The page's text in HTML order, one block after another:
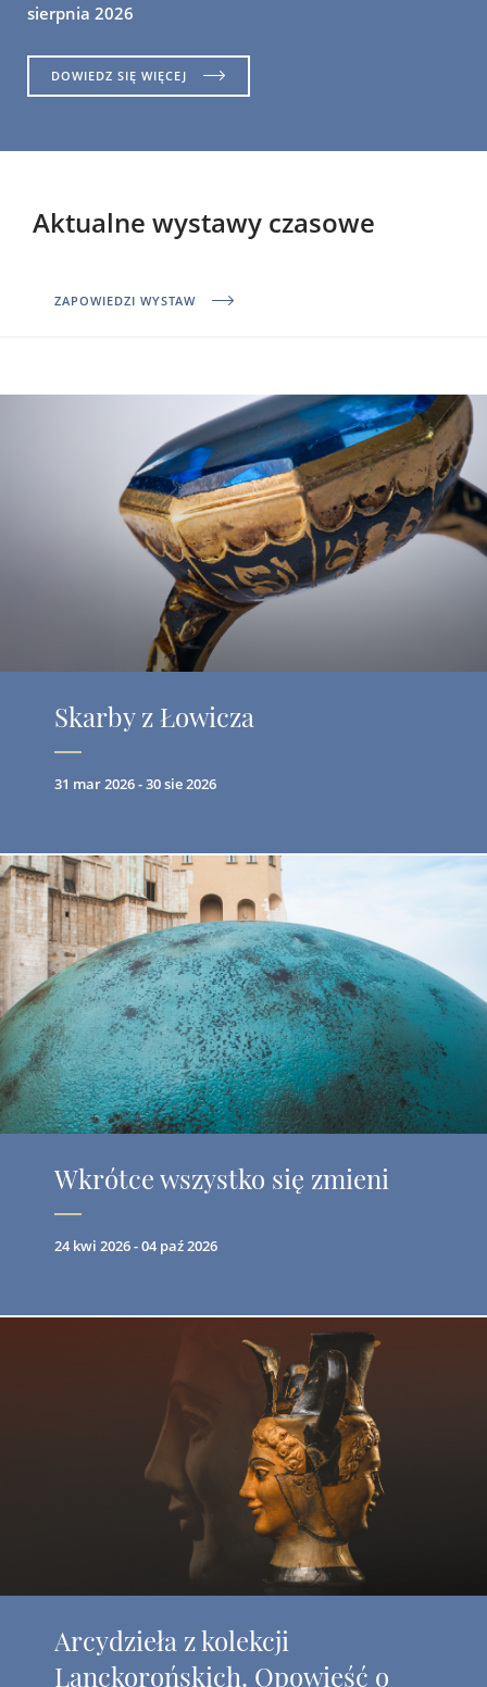
sierpnia 2026
DOWIEDZ SIĘ WIĘCEJ
Aktualne wystawy czasowe
ZAPOWIEDZI WYSTAW
Skarby z Łowicza
31 mar 2026 - 30 sie 2026
Wkrótce wszystko się zmieni
24 kwi 2026 - 04 paź 2026
Arcydzieła z kolekcji
Lanckorońskich. Opowieść o